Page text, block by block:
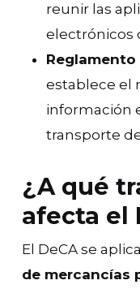
reunir las
electrónicos
Reglamento
establece el
información
transporte
¿A qué
afecta el
El DeCA se
de mercancías